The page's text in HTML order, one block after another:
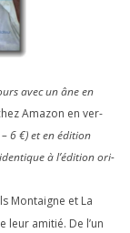
avec un âne en
Amazon en ver­
–6€) et en édi­tion
à l’é­di­tion ori­
Montaigne et La
leur ami­tié. De l’un